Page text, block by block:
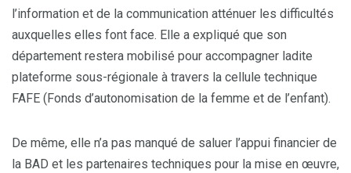
l’information et de la communication atténuer les difficultés
auxquelles elles font face. Elle a expliqué que son
département restera mobilisé pour accompagner ladite
plateforme sous-régionale à travers la cellule technique
FAFE (Fonds d’autonomisation de la femme et de l’enfant).
De même, elle n’a pas manqué de saluer l’appui financier de
la BAD et les partenaires techniques pour la mise en œuvre,